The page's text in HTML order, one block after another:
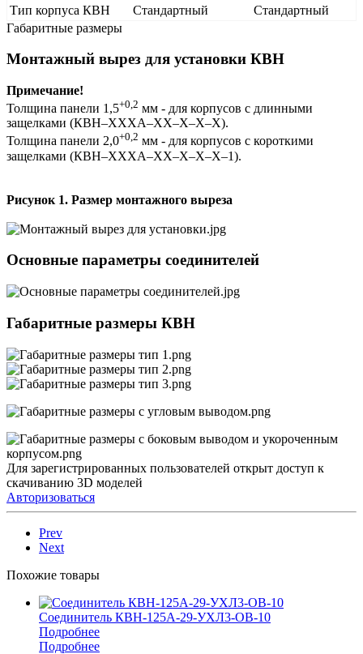
Тип корпуса КВН
Стандартный
Стандартный
Габаритные размеры
Монтажный вырез для установки КВН
Примечание!
Толщина панели 1,5+0,2 мм - для корпусов с длинными
защелками (КВН–ХХХА–ХХ–Х–Х–Х).
Толщина панели 2,0+0,2 мм - для корпусов с короткими
защелками (КВН–ХХХА–ХХ–Х–Х–Х–1).
Рисунок 1. Размер монтажного выреза
Основные параметры соединителей
Габаритные размеры КВН
Для зарегистрированных пользователей открыт доступ к
скачиванию 3D моделей
Авторизоваться
Prev
Next
Похожие товары
Соединитель КВН-125А-29-УХЛ3-ОВ-10
Подробнее
Подробнее